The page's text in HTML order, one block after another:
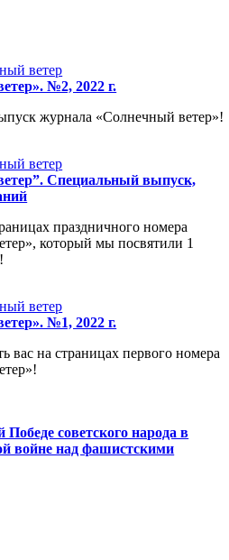
ветер
№2, 2022 г.
журнала «Солнечный ветер»!
ветер
Специальный выпуск,
праздничного номера
который мы посвятили 1
ветер
№1, 2022 г.
вас на страницах первого номера
советского народа в
войне над фашистскими